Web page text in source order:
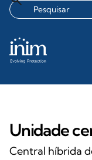
Unidade
Central híbrida